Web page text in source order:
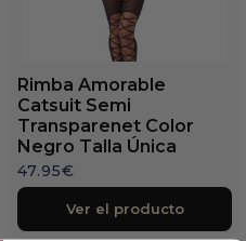
Rimba Amorable
Catsuit Semi
Transparenet Color
Negro Talla Única
47.95€
Ver el producto